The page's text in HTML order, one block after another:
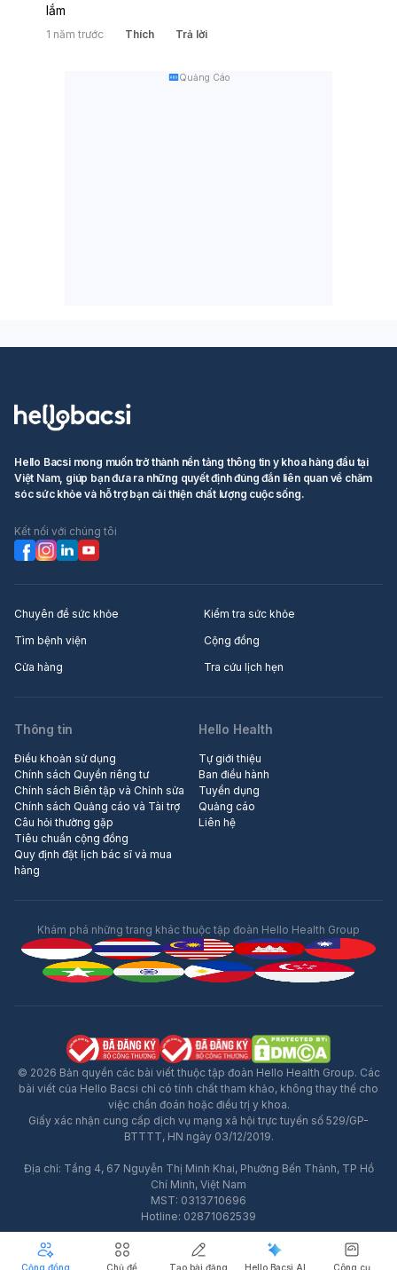
lắm
1 năm trước Thích Trả lời
Quảng Cáo
Quảng Cáo
Hello Bacsi mong muốn trở thành nền tảng thông tin y khoa hàng đầu tại
Việt Nam, giúp bạn đưa ra những quyết định đúng đắn liên quan về chăm
sóc sức khỏe và hỗ trợ bạn cải thiện chất lượng cuộc sống.
Kết nối với chúng tôi
Chuyên đề sức khỏe
Kiểm tra sức khỏe
Tìm bệnh viện
Cộng đồng
Cửa hàng
Tra cứu lịch hẹn
Thông tin
Điều khoản sử dụng
Chính sách Quyền riêng tư
Chính sách Biên tập và Chỉnh sửa
Chính sách Quảng cáo và Tài trợ
Câu hỏi thường gặp
Tiêu chuẩn cộng đồng
Quy định đặt lịch bác sĩ và mua
hàng
Hello Health
Tự giới thiệu
Ban điều hành
Tuyển dụng
Quảng cáo
Liên hệ
Khám phá những trang khác thuộc tập đoàn Hello Health Group
© 2026 Bản quyền các bài viết thuộc tập đoàn Hello Health Group. Các
bài viết của Hello Bacsi chỉ có tính chất tham khảo, không thay thế cho
việc chẩn đoán hoặc điều trị y khoa.
Giấy xác nhận cung cấp dịch vụ mạng xã hội trực tuyến số 529/GP-
BTTTT, HN ngày 03/12/2019.
Địa chỉ: Tầng 4, 67 Nguyễn Thị Minh Khai, Phường Bến Thành, TP Hồ
Chí Minh, Việt Nam
MST: 0313710696
Hotline: 02871062539
Cộng đồng Chủ đề Tạo bài đăng Hello Bacsi AI Công cụ